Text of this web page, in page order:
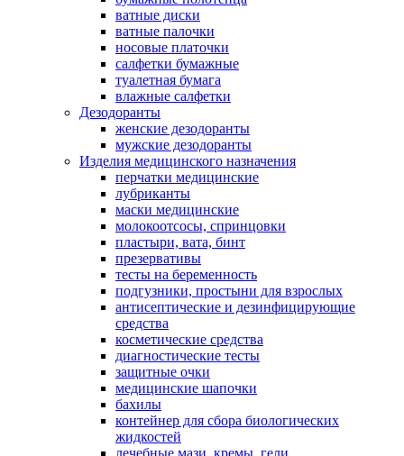
ватные диски
ватные палочки
носовые платочки
салфетки бумажные
туалетная бумага
влажные салфетки
Дезодоранты
женские дезодоранты
мужские дезодоранты
Изделия медицинского назначения
перчатки медицинские
лубриканты
маски медицинские
молокоотсосы, спринцовки
пластыри, вата, бинт
презервативы
тесты на беременность
подгузники, простыни для взрослых
антисептические и дезинфицирующие
средства
косметические средства
диагностические тесты
защитные очки
медицинские шапочки
бахилы
контейнер для сбора биологических
жидкостей
лечебные мази, кремы, гели